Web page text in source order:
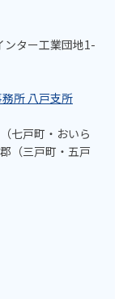
ター工業団地1-
所 八戸支所
七戸町・おいら
（三戸町・五戸